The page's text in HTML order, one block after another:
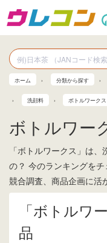
ホーム 分類から探す
洗顔料 ボトルワークス
ボトルワー
「ボトルワークス」は
の？ 今のランキングをチ
競合調査、商品企画に活
「ボトルワ
品